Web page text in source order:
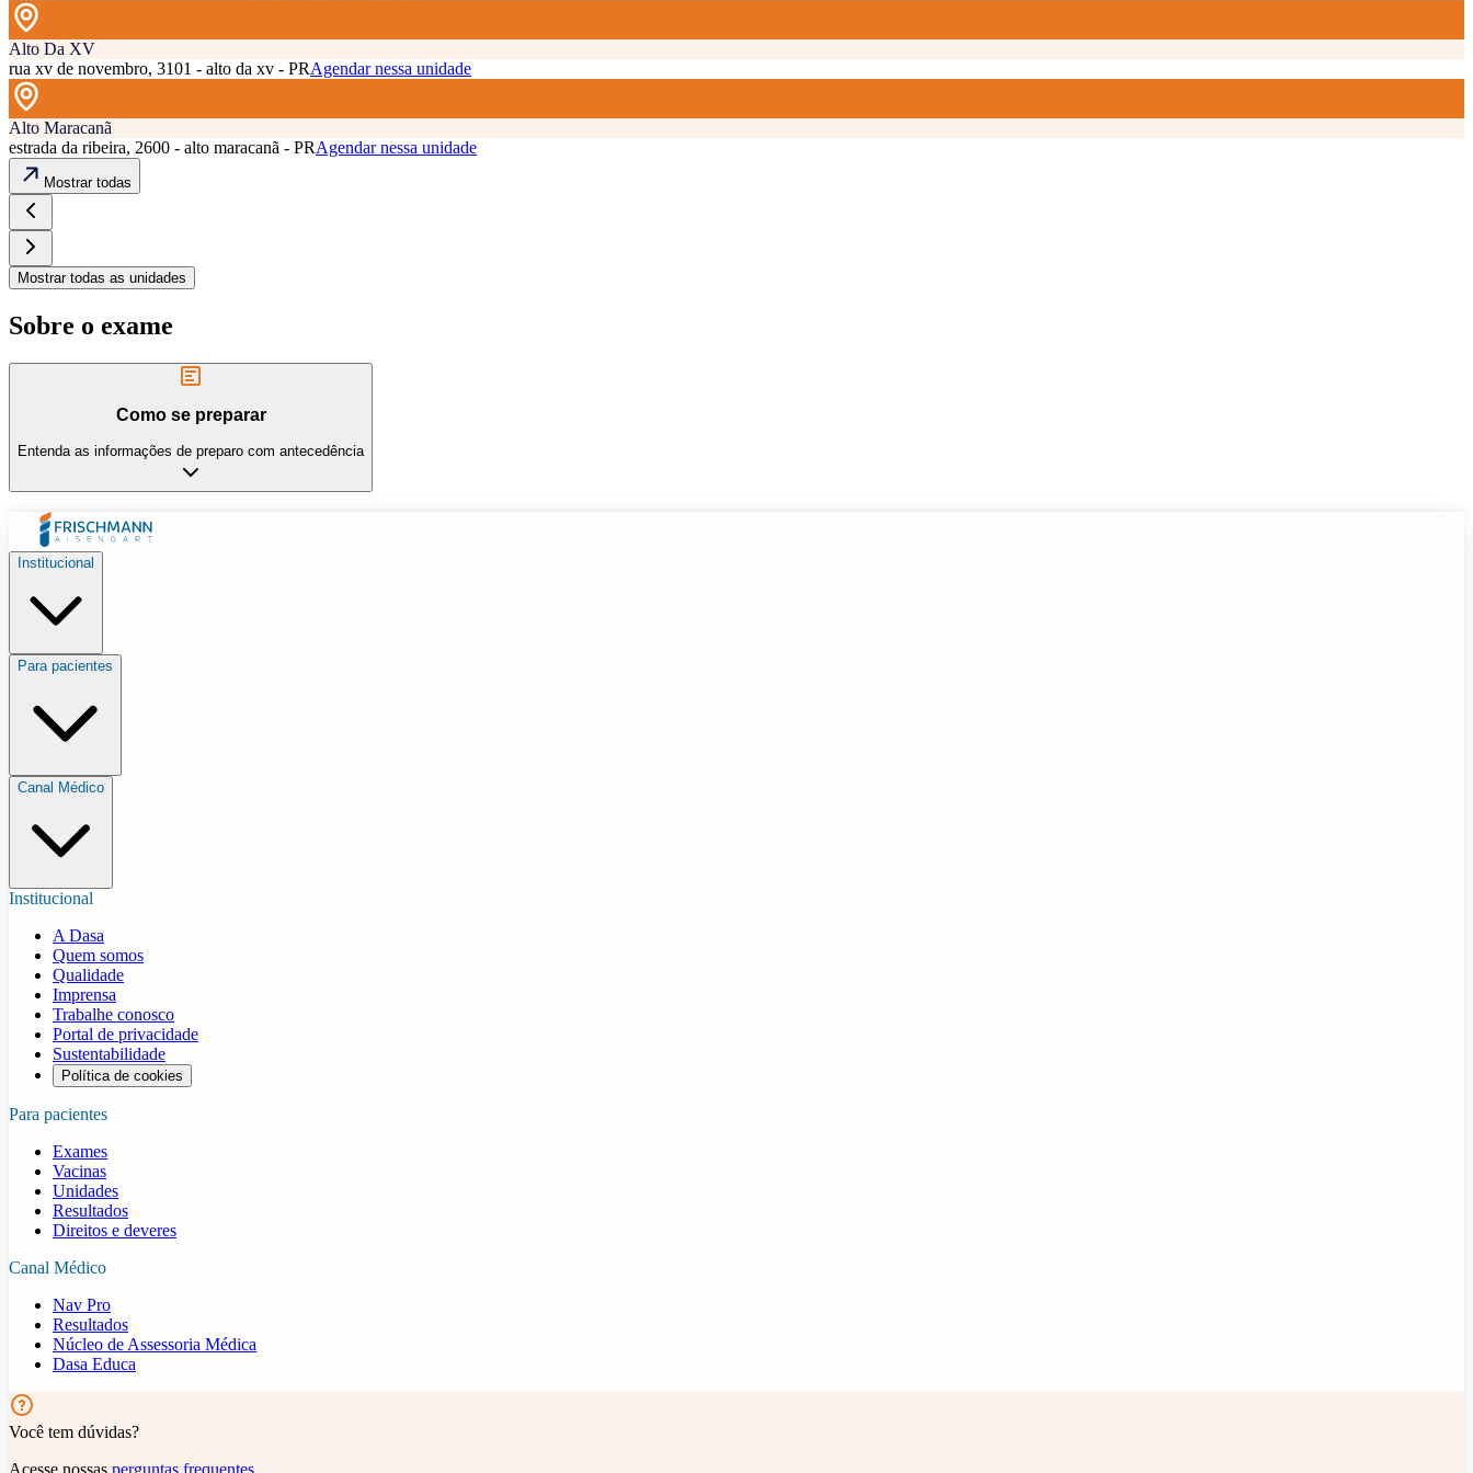
Alto Da XV
rua xv de novembro, 3101 - alto da xv - PRAgendar nessa unidade
Alto Maracanã
estrada da ribeira, 2600 - alto maracanã - PRAgendar nessa unidade
Mostrar todas
Mostrar todas as unidades
Sobre o exame
Como se preparar
Entenda as informações de preparo com antecedência
Institucional
Para pacientes
Canal Médico
Institucional
A Dasa
Quem somos
Qualidade
Imprensa
Trabalhe conosco
Portal de privacidade
Sustentabilidade
Política de cookies
Para pacientes
Exames
Vacinas
Unidades
Resultados
Direitos e deveres
Canal Médico
Nav Pro
Resultados
Núcleo de Assessoria Médica
Dasa Educa
Você tem dúvidas?